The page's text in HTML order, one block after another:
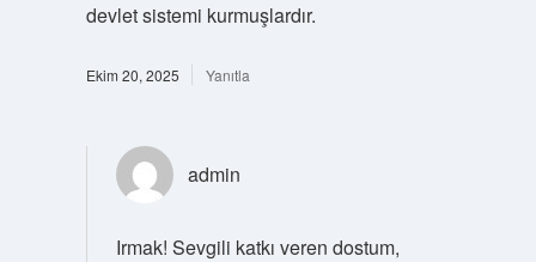
devlet sistemi kurmuşlardır.
Ekim 20, 2025 Yanıtla
admin
Irmak! Sevgili katkı veren dostum,